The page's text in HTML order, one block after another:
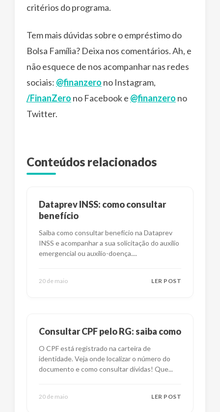
critérios do programa.
Tem mais dúvidas sobre o empréstimo do
Bolsa Família? Deixa nos comentários. Ah, e
não esquece de nos acompanhar nas redes
sociais: @finanzero no Instagram,
/FinanZero no Facebook e @finanzero no
Twitter.
Conteúdos relacionados
Dataprev INSS: como consultar
benefício
Saiba como consultar benefício na Dataprev
INSS e acompanhar a sua solicitação do auxílio
emergencial ou auxílio-doença....
20 de maio LER POST
Consultar CPF pelo RG: saiba como
O CPF está registrado na carteira de
identidade. Veja onde localizar o número do
documento e como consultar dívidas! Que...
20 de maio LER POST